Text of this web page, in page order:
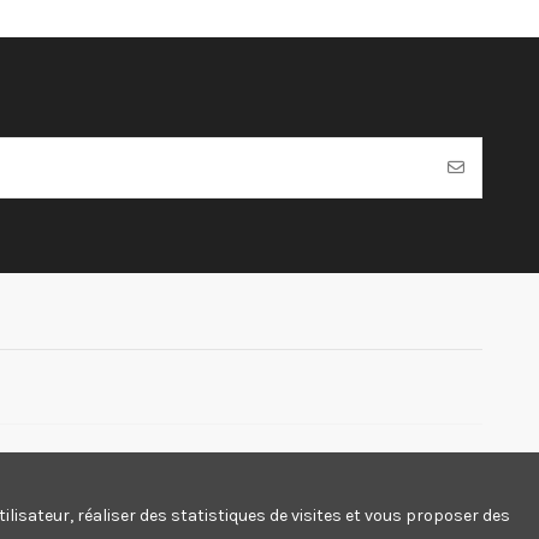
réaliser des statistiques de visites et vous proposer des